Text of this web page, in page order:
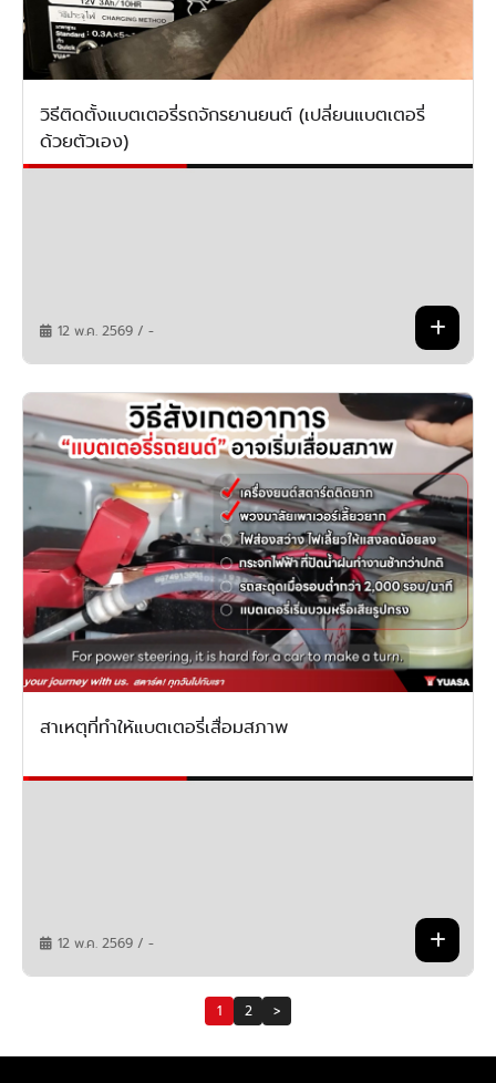
วิธีติดตั้งแบตเตอรี่รถจักรยานยนต์ (เปลี่ยนแบตเตอรี่
ด้วยตัวเอง)
12 พ.ค. 2569 / -
สาเหตุที่ทำให้แบตเตอรี่เสื่อมสภาพ
12 พ.ค. 2569 / -
1 2 >